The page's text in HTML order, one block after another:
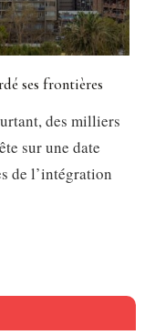
ses frontières
des milliers
sur une date
de l’intégration